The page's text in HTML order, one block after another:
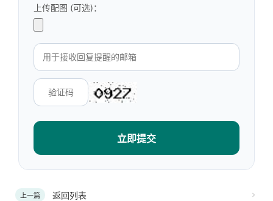
上传配图 (可选)：
立即提交
上一篇 返回列表